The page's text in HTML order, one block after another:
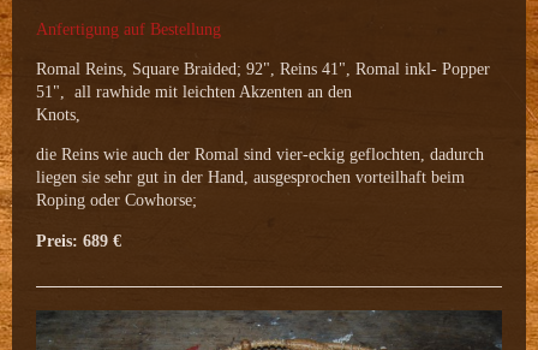
Anfertigung auf Bestellung
Romal Reins, Square Braided; 92", Reins 41", Romal inkl- Popper
51", all rawhide mit leichten Akzenten an den
Knots,
die Reins wie auch der Romal sind vier-eckig geflochten, dadurch
liegen sie sehr gut in der Hand, ausgesprochen vorteilhaft beim
Roping oder Cowhorse;
Preis: 689 €